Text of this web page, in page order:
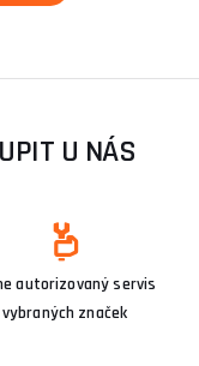
U NÁS
autorizovaný servis
vybraných značek